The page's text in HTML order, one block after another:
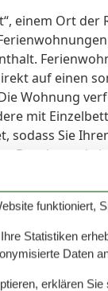
einem Ort der
auf einen
Wohnung
mit
sodass Sie
und
und
wir dafür,
großen
für unsere
die Betten
funktioniert,
Statistiken
Daten
erklären